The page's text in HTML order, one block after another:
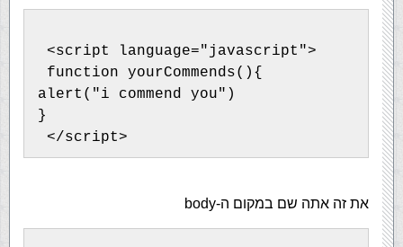
<script language="javascript">
function yourCommends(){
alert("i commend you")
}
</script>
את זה אתה שם במקום ה-body